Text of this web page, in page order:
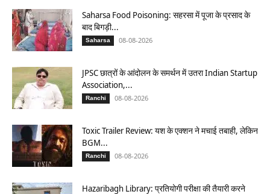
Saharsa Food Poisoning: सहरसा में पूजा के प्रसाद के
बाद बिगड़ी...
Saharsa 08-08-2026
JPSC छात्रों के आंदोलन के समर्थन में उतरा Indian Startup
Association,...
Ranchi 08-08-2026
Toxic Trailer Review: यश के एक्शन ने मचाई तबाही, लेकिन
BGM...
Ranchi 08-08-2026
Hazaribagh Library: प्रतियोगी परीक्षा की तैयारी करने